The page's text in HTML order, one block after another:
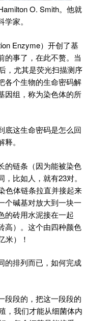
O. Smith。他就
家。
Enzyme）开创了基
的事了，在此不赘。当
，尤其是荧光扫描测序
各个生物的生命密码解
因组，称为染色体的所
底这生命密码是怎么回
。
的链条（因为能被染色
比如人，就有23对。
色体链条拉直并接起来
个碱基对放大到一块一
的砖用水泥接在一起
高）。这个由四种颜色
米）！
的排列而已，如何完成
段段的，把这一段段的
，我们才能从细菌体内